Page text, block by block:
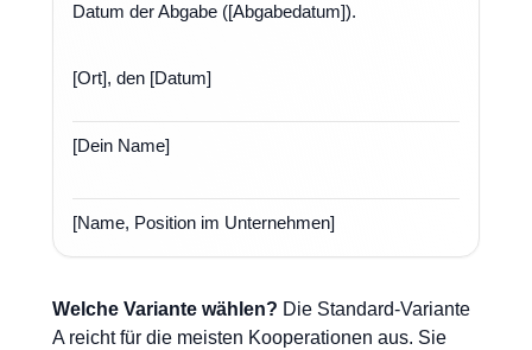
Datum der Abgabe ([Abgabedatum]).
[Ort], den [Datum]
[Dein Name]
[Name, Position im Unternehmen]
Welche Variante wählen? Die Standard-Variante
A reicht für die meisten Kooperationen aus. Sie